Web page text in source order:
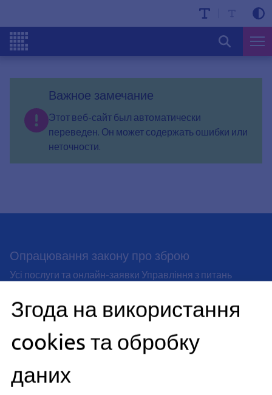
Важное замечание
Этот веб-сайт был автоматически
переведен. Он может содержать ошибки или
неточности.
Опрацювання закону про зброю
Усі послуги та онлайн-заявки Управління з питань
інформації та графіку роботи.
Rathausplatz 1
91052 Erlangen
Згода на використання
cookies та обробку
даних